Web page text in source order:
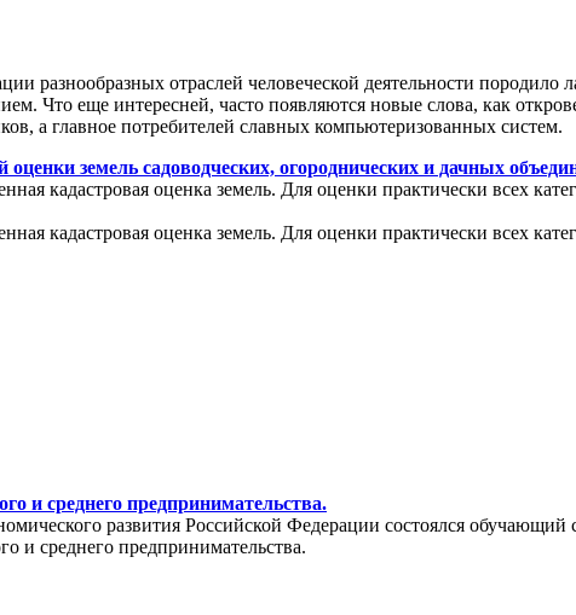
разнообразных отраслей человеческой деятельности
Что еще интересней, часто появляются новые слова, как
а главное потребителей славных компьютеризованных систем.
земель садоводческих, огороднических и дачных
кадастровая оценка земель. Для оценки практически всех
кадастровая оценка земель. Для оценки практически всех
и среднего предпринимательства.
развития Российской Федерации состоялся
и среднего предпринимательства.